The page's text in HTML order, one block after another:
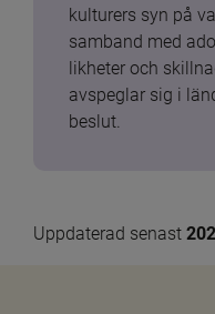
kulturers syn på
samband med
likheter och
avspeglar sig i
beslut.
Uppdaterad senast